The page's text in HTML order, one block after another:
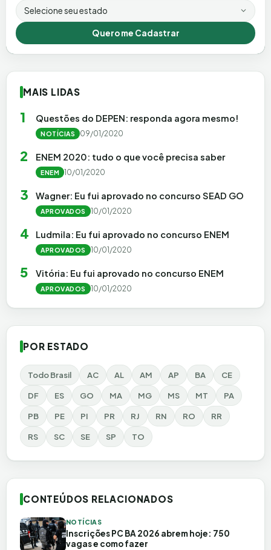
Estado
Quero me Cadastrar
MAIS LIDAS
1 Questões do DEPEN: responda agora mesmo!
NOTÍCIAS 09/01/2020
2 ENEM 2020: tudo o que você precisa saber
ENEM 10/01/2020
3 Wagner: Eu fui aprovado no concurso SEAD GO
APROVADOS 10/01/2020
4 Ludmila: Eu fui aprovado no concurso ENEM
APROVADOS 10/01/2020
5 Vitória: Eu fui aprovado no concurso ENEM
APROVADOS 10/01/2020
POR ESTADO
Todo Brasil AC AL AM AP BA CE
DF ES GO MA MG MS MT PA
PB PE PI PR RJ RN RO RR
RS SC SE SP TO
CONTEÚDOS RELACIONADOS
NOTÍCIAS
Inscrições PC BA 2026 abrem hoje: 750
vagas e como fazer